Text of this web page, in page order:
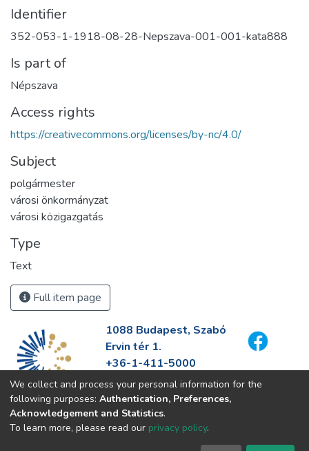
Identifier
352-053-1-1918-08-28-Nepszava-001-001-kata888
Is part of
Népszava
Access rights
https://creativecommons.org/licenses/by-nc/4.0/
Subject
polgármester
városi önkormányzat
városi közigazgatás
Type
Text
Full item page
1088 Budapest, Szabó
Ervin tér 1.
+36-1-411-5000
info@fszek.hu
https://fszek.hu
We collect and process your personal information for the
following purposes: Authentication, Preferences,
Acknowledgement and Statistics.
To learn more, please read our privacy policy.